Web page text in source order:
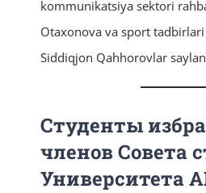
kommunikatsiya sektori
Otaxonova va sport
Siddiqjon Qahhorovlar
Студенты
членов Совета
Университета